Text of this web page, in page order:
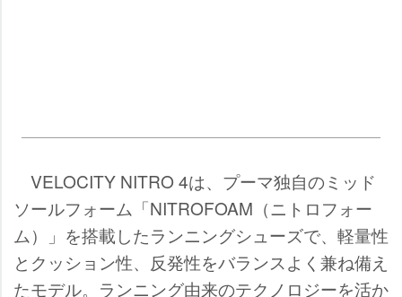
VELOCITY NITRO 4は、プーマ独自のミッド
ソールフォーム「NITROFOAM（ニトロフォー
ム）」を搭載したランニングシューズで、軽量性
とクッション性、反発性をバランスよく兼ね備え
たモデル。ランニング由来のテクノロジーを活か